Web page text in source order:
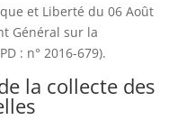
et Liberté du 06 Août
Général sur la
: n° 2016-679).
la collecte des